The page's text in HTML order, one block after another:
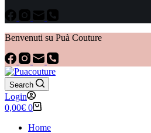
Benvenuti su Puà Couture
Search
Login
0,00€ 0
Home